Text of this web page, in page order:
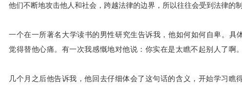
他们不断地攻击他人和社会，跨越法律的边界，所以往往会受到法律的制
一个在一所著名大学读书的男性研究生告诉我，他如何如何自卑。
觉得替他心痛。有一次我感慨地对他说：你实在是太瞧不起别人了啊
几个月之后他告诉我，他回去仔细体会了这句话的含义，开始学习瞧